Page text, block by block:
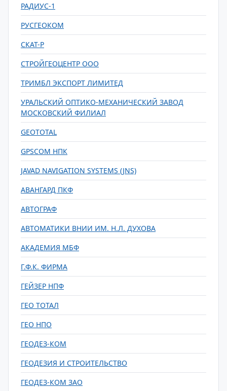
РАДИУС-1
РУСГЕОКОМ
СКАТ-Р
СТРОЙГЕОЦЕНТР ООО
ТРИМБЛ ЭКСПОРТ ЛИМИТЕД
УРАЛЬСКИЙ ОПТИКО-МЕХАНИЧЕСКИЙ ЗАВОД
МОСКОВСКИЙ ФИЛИАЛ
GEOTOTAL
GPSCOM НПК
JAVAD NAVIGATION SYSTEMS (JNS)
АВАНГАРД ПКФ
АВТОГРАФ
АВТОМАТИКИ ВНИИ ИМ. Н.Л. ДУХОВА
АКАДЕМИЯ МБФ
Г.Ф.К. ФИРМА
ГЕЙЗЕР НПФ
ГЕО ТОТАЛ
ГЕО НПО
ГЕОДЕЗ-КОМ
ГЕОДЕЗИЯ И СТРОИТЕЛЬСТВО
ГЕОДЕЗ-КОМ ЗАО